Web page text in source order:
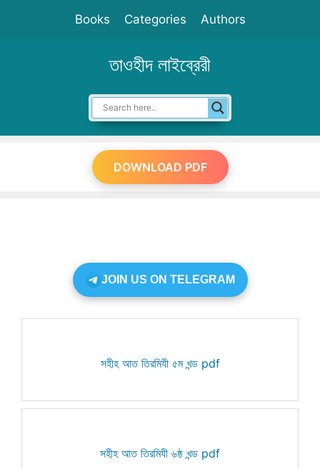
Books Categories Authors
তাওহীদ লাইব্রেরী
DOWNLOAD PDF
JOIN US ON TELEGRAM
সহীহ আত তিরমিযী ৫ম খন্ড pdf
সহীহ আত তিরমিযী ৬ষ্ঠ খন্ড pdf